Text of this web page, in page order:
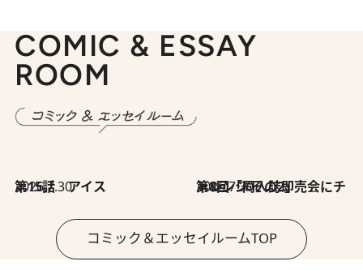
COMIC & ESSAY
ROOM
2026.7.30
第15話 アイス 2026.7.30
第8回「同人誌即売会にチャレンジ その2」
コミック＆エッセイルームTOP